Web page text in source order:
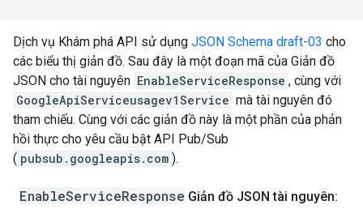
Dịch vụ Khám phá API sử dụng JSON Schema draft-03 cho
các biểu thị giản đồ. Sau đây là một đoạn mã của Giản đồ
JSON cho tài nguyên EnableServiceResponse , cùng với
GoogleApiServiceusagev1Service mà tài nguyên đó
tham chiếu. Cùng với các giản đồ này là một phần của phản
hồi thực cho yêu cầu bật API Pub/Sub
( pubsub.googleapis.com ).
EnableServiceResponse Giản đồ JSON tài nguyên: